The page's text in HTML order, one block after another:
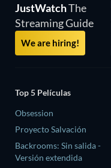
JustWatchThe
Streaming Guide
We are hiring!
Top 5 Películas
Obsession
Proyecto Salvación
Backrooms: Sin salida -
Versión extendida